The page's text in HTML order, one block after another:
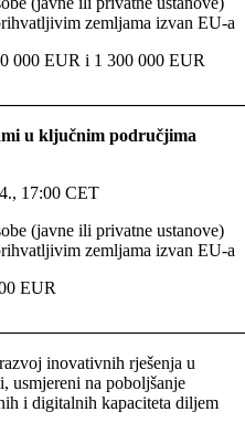
zemljama izvan EU-a
000 EUR i 1 300 000 EUR
u ključnim područjima
17:00 CET
(javne ili privatne ustanove)
zemljama izvan EU-a
EUR
inovativnih rješenja u
usmjereni na poboljšanje
i digitalnih kapaciteta diljem